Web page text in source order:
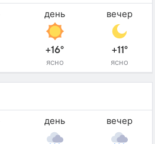
день
+16°
ясно
вечер
+11°
ясно
день вечер